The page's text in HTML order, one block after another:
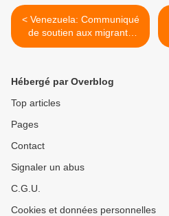
< Venezuela: Communiqué
de soutien aux migrants
vénézuéliens déportés au
Hébergé par Overblog
Top articles
Pages
Contact
Signaler un abus
C.G.U.
Cookies et données personnelles